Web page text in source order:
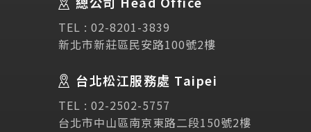
講座活動
Testimonial 學生推薦
Links 相關連結
TEL : 02-8201-3839
新北市新莊區民安路100號2樓
台北松江服務處 Taipei
TEL : 02-2502-5757
台北市中山區南京東路二段150號2樓